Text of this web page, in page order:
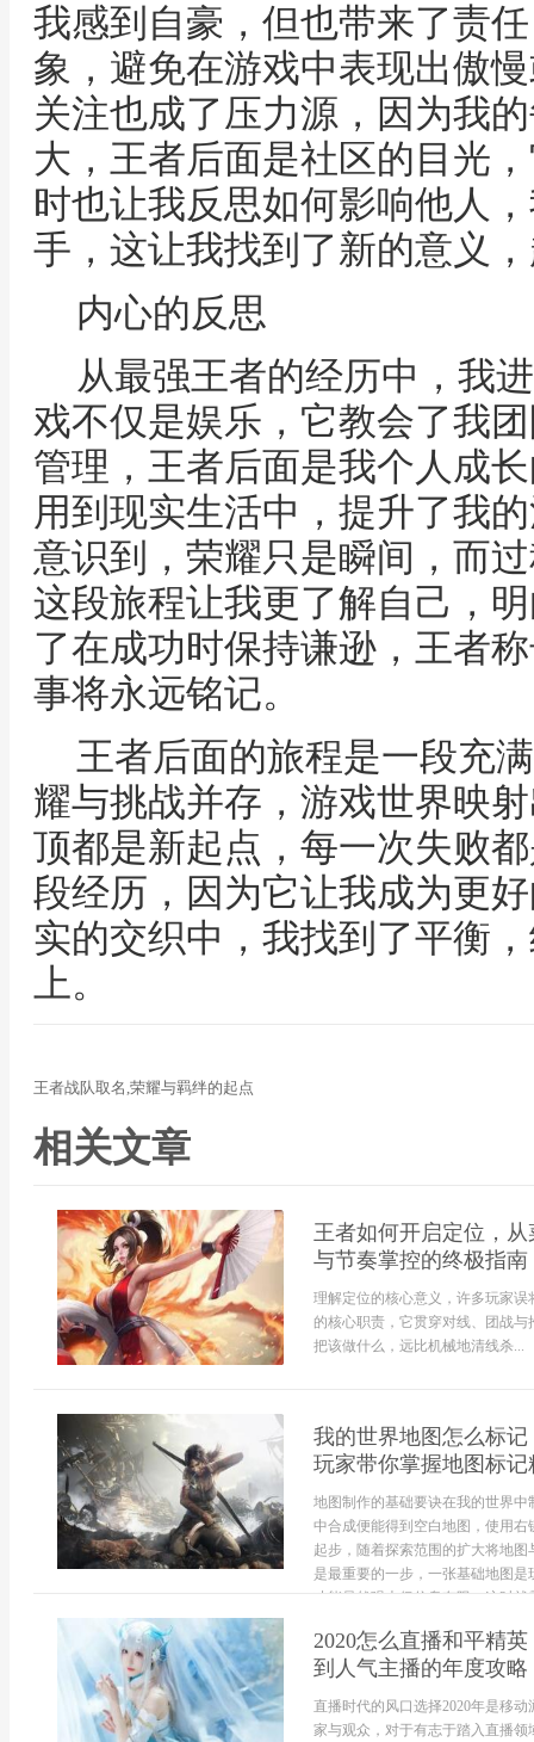
我感到自豪，但也带来了责
象，避免在游戏中表现出傲
关注也成了压力源，因为我
大，王者后面是社区的目光
时也让我反思如何影响他人
手，这让我找到了新的意义
内心的反思
从最强王者的经历中，我
戏不仅是娱乐，它教会了我
管理，王者后面是我个人成
用到现实生活中，提升了我
意识到，荣耀只是瞬间，而
这段旅程让我更了解自己，
了在成功时保持谦逊，王者
事将永远铭记。
王者后面的旅程是一段充
耀与挑战并存，游戏世界映
顶都是新起点，每一次失败
段经历，因为它让我成为更
实的交织中，我找到了平衡
上。
王者战队取名,荣耀与羁绊的起点
相关文章
王者如何开启定位，
与节奏掌控的终极指南
理解定位的核心意义，许多玩家
的核心职责，它贯穿对线、团战
把该做什么，远比机械地清线杀...
我的世界地图怎么标
玩家带你掌握地图标记
地图制作的基础要诀在我的世界
中合成便能得到空白地图，使用
起步，随着探索范围的扩大将地
是最重要的一步，一张基础地图
功能虽然强大但信息有限，这时
2020怎么直播和平精
到人气主播的年度攻略
直播时代的风口选择2020年是移
家与观众，对于有志于踏入直播